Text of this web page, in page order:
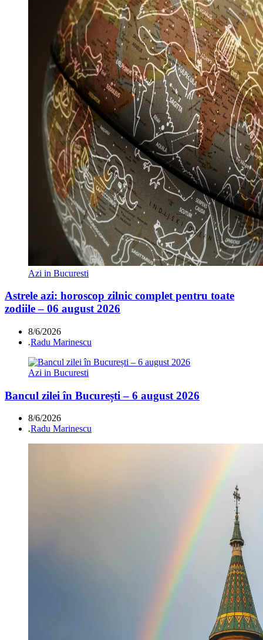
Azi in Bucuresti
Astrele azi: horoscop zilnic complet pentru toate
zodiile – 06 august 2026
8/6/2026
.Radu Marinescu
Azi in Bucuresti
Bancul zilei în București – 6 august 2026
8/6/2026
.Radu Marinescu